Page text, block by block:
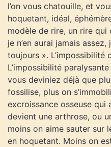
l’on vous chatouille, et
hoquetant, idéal,
modèle de rire, un rire qui
je n’en aurai jamais
toujours ». L’impossibilité
L’impossibilité
vous deviniez déjà que
fossilise, plus on
excroissance osseuse qui
devient une arthrose, ou
moins on aime sauter sur
en hoquetant. Moins on